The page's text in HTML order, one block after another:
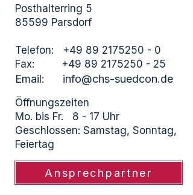
Posthalterring 5
85599 Parsdorf
​Telefon: +49 89 2175250 - 0
Fax: +49 89 2175250 - 25
Email: info@chs-suedcon.de
Öffnungszeiten​
Mo. bis Fr. 8 - 17 Uhr​
Geschlossen: Samstag, Sonntag,
Feiertag
Ansprechpartner